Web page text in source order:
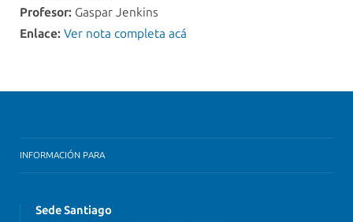
Profesor: Gaspar Jenkins
Enlace: Ver nota completa acá
INFORMACIÓN PARA
Sede Santiago